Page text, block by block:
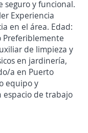
seguro y funcional.
Experiencia
en el área. Edad:
Preferiblemente
de limpieza y
en jardinería,
a en Puerto
equipo y
de trabajo